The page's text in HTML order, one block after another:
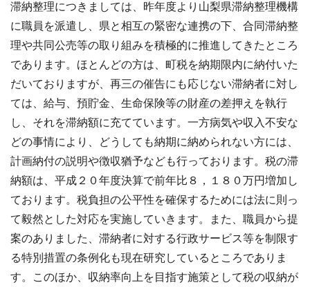
滞納整理につきましては、昨年度より山梨県滞納整理機構
に職員を派遣し、県と相互の緊密な連携の下、合同滞納整
理や共同公売等の取り組みを積極的に推進してきたところ
であります。ほとんどの方は、町税を納期限内に納付いた
だいておりますが、再三の催告にも応じない滞納者に対し
ては、給与、預貯金、生命保険等の財産の差押えを執行
し、それを滞納額に充てています。一方病気や収入不安な
どの事情により、どうしても納期に納められない方には、
計画納付の説明や徴収猶予なども行っております。税の滞
納額は、平成２０年度決算で前年比８，１８０万円増加し
ております。税負担の公平性を確保するためには法に則っ
て毅然とした対応を実施していきます。また、職員から提
案のありました、滞納者に対する行政サービス等を制限す
る特別措置の条例化も現在研究しているところでありま
す。このほか、収納率向上を目指す施策として税の収納が